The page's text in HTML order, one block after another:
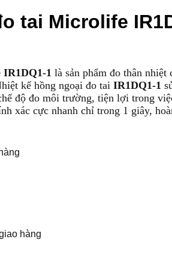
tai Microlife
1 là sản phẩm đo thân
kế hồng ngoại đo tai IR1DQ1-1
độ đo môi trường, tiện lợi trong
xác cực nhanh chỉ trong 1 giây,
hàng